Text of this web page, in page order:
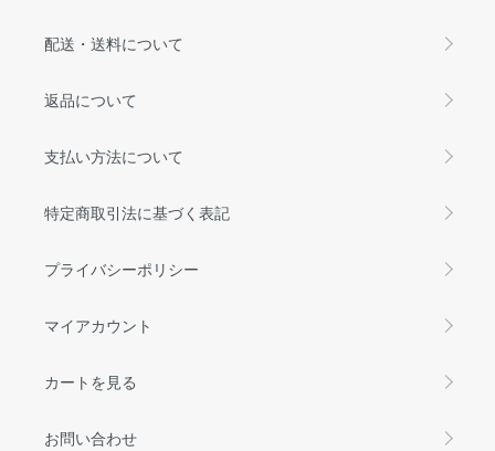
配送・送料について
返品について
支払い方法について
特定商取引法に基づく表記
プライバシーポリシー
マイアカウント
カートを見る
お問い合わせ